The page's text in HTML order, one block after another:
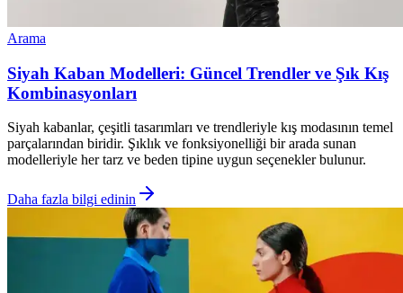
Arama
Siyah Kaban Modelleri: Güncel Trendler ve Şık Kış
Kombinasyonları
Siyah kabanlar, çeşitli tasarımları ve trendleriyle kış modasının temel
parçalarından biridir. Şıklık ve fonksiyonelliği bir arada sunan
modelleriyle her tarz ve beden tipine uygun seçenekler bulunur.
Daha fazla bilgi edinin